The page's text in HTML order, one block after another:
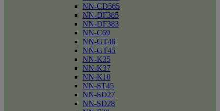
NN-CD565
NN-DF385
NN-DF383
NN-C69
NN-GT46
NN-GT45
NN-K35
NN-K37
NN-K10
NN-ST45
NN-SD27
NN-SD28